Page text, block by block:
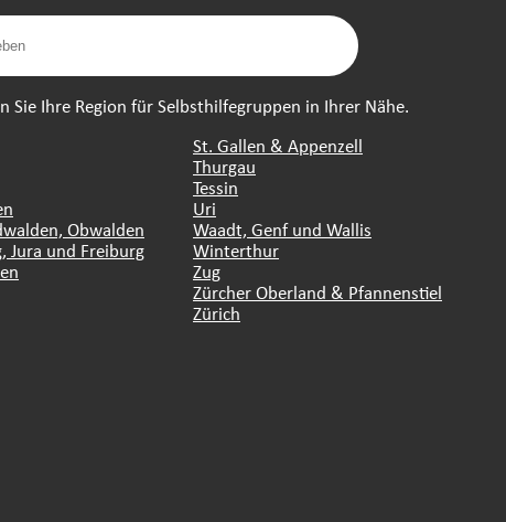
Sie Ihre Region für Selbsthilfegruppen in Ihrer Nähe.
Obwalden
Jura und Freiburg
St. Gallen & Appenzell
Thurgau
Tessin
Uri
Waadt, Genf und Wallis
Winterthur
Zug
Zürcher Oberland & Pfannenstiel
Zürich